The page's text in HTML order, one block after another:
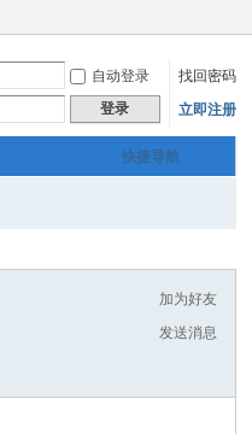
自动登录
找回密码
登录 立即注册
快捷导航
加为好友
发送消息